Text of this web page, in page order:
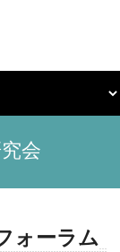
会
ォーラム